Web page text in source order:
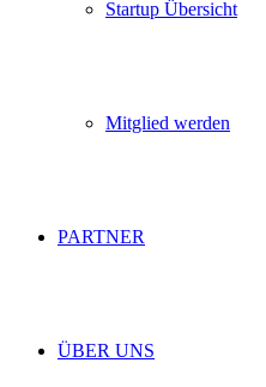
Startup Übersicht
Mitglied werden
PARTNER
ÜBER UNS